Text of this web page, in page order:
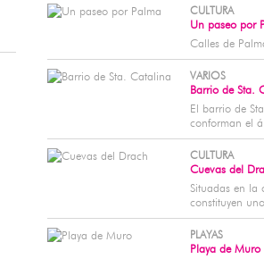
CULTURA
Un paseo por
Calles de
VARIOS
Barrio de Sta.
El barrio de
conforman el
CULTURA
Cuevas del
Situadas en la
constituyen
PLAYAS
Playa de Muro